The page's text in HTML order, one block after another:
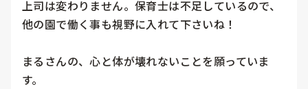
上司は変わりません。保育士は不足しているので、
他の園で働く事も視野に入れて下さいね！
まるさんの、心と体が壊れないことを願っていま
す。